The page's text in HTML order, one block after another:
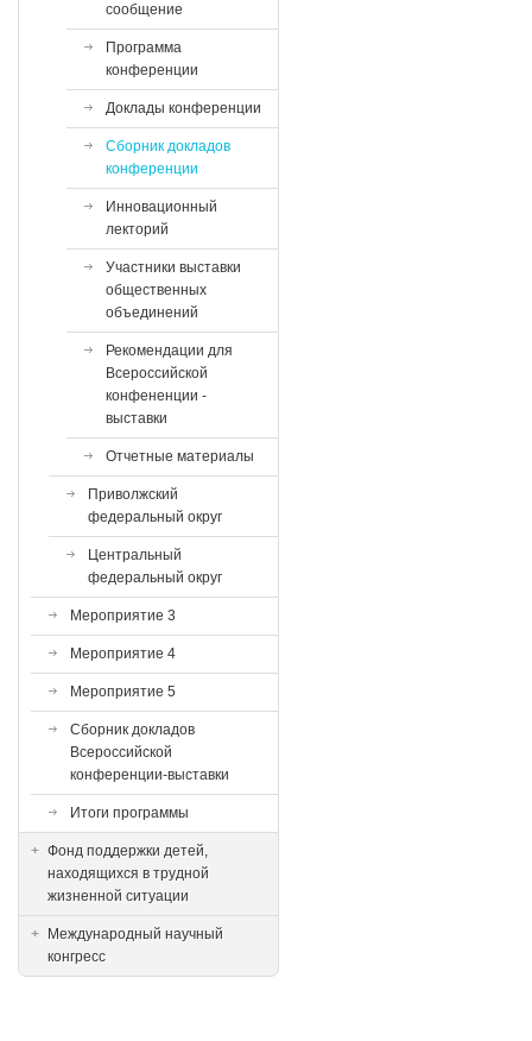
сообщение
Программа
конференции
Доклады конференции
Сборник докладов
конференции
Инновационный
лекторий
Участники выставки
общественных
объединений
Рекомендации для
Всероссийской
конфененции -
выставки
Отчетные материалы
Приволжский
федеральный округ
Центральный
федеральный округ
Мероприятие 3
Мероприятие 4
Мероприятие 5
Сборник докладов
Всероссийской
конференции-выставки
Итоги программы
Фонд поддержки детей,
находящихся в трудной
жизненной ситуации
Международный научный
конгресс